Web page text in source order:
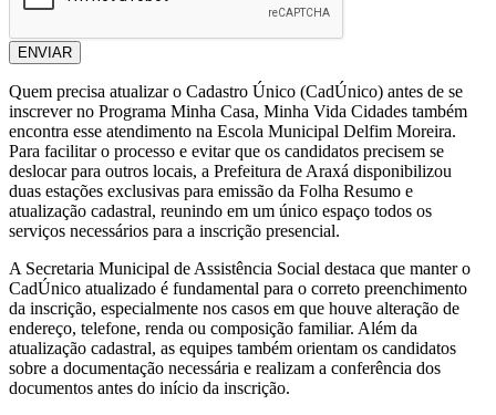
ENVIAR
Quem precisa atualizar o Cadastro Único (CadÚnico) antes de se
inscrever no Programa Minha Casa, Minha Vida Cidades também
encontra esse atendimento na Escola Municipal Delfim Moreira.
Para facilitar o processo e evitar que os candidatos precisem se
deslocar para outros locais, a Prefeitura de Araxá disponibilizou
duas estações exclusivas para emissão da Folha Resumo e
atualização cadastral, reunindo em um único espaço todos os
serviços necessários para a inscrição presencial.
A Secretaria Municipal de Assistência Social destaca que manter o
CadÚnico atualizado é fundamental para o correto preenchimento
da inscrição, especialmente nos casos em que houve alteração de
endereço, telefone, renda ou composição familiar. Além da
atualização cadastral, as equipes também orientam os candidatos
sobre a documentação necessária e realizam a conferência dos
documentos antes do início da inscrição.